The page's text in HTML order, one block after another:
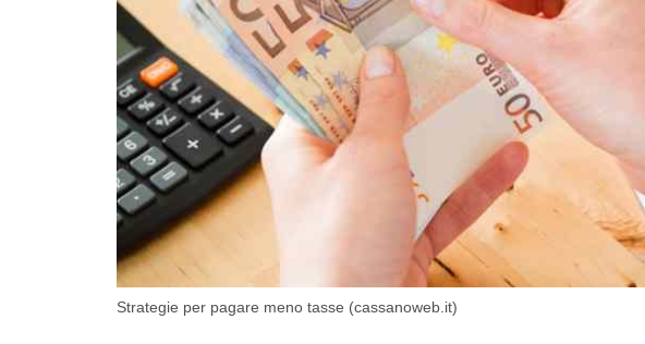
Strategie per pagare meno tasse (cassanoweb.it)